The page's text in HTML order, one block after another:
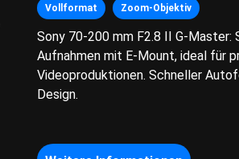
Vollformat Zoom-Objektiv
Sony 70-200 mm F2.8 II G-Master:
Aufnahmen mit E-Mount, ideal für
Videoproduktionen. Schneller
Design.